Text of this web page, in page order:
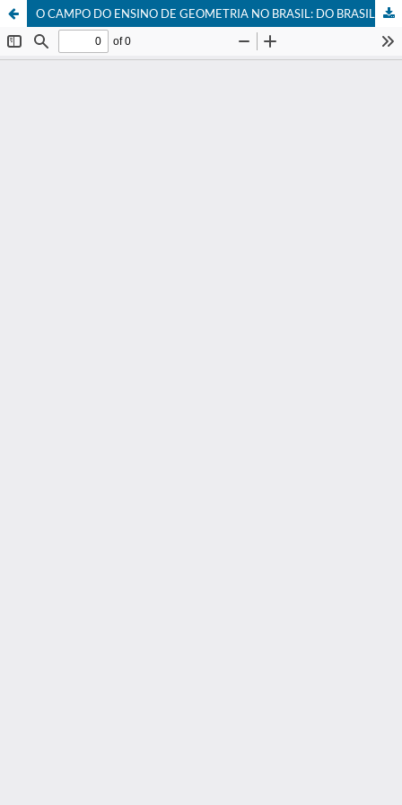
O CAMPO DO ENSINO DE GEOMETRIA NO BRASIL: DO BRASIL COLÔNIA AO PERÍODO DO REGIME MILITAR